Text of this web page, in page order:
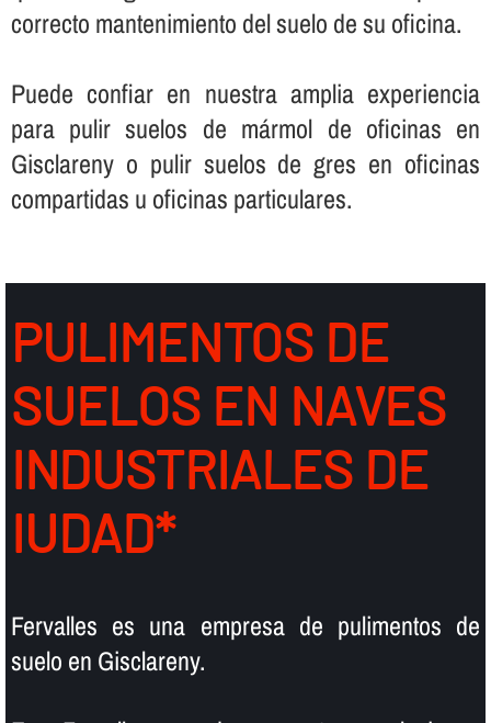
correcto mantenimiento del suelo de su oficina.
Puede confiar en nuestra amplia experiencia
para pulir suelos de mármol de oficinas en
Gisclareny o pulir suelos de gres en oficinas
compartidas u oficinas particulares.
PULIMENTOS DE
SUELOS EN NAVES
INDUSTRIALES DE
IUDAD*
Fervalles es una empresa de pulimentos de
suelo en Gisclareny.